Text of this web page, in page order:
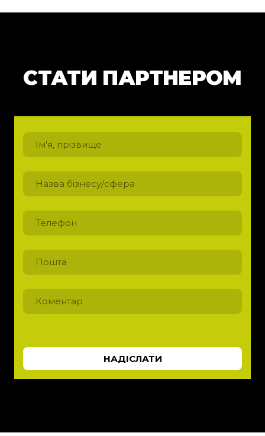
СТАТИ ПАРТНЕРОМ
НАДІСЛАТИ